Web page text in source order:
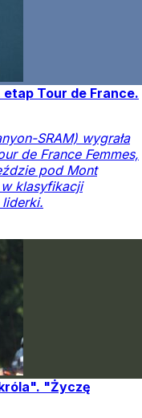
etap Tour de France.
SRAM) wygrała
de France Femmes,
pod Mont
w klasyfikacji
liderki.
"Życzę